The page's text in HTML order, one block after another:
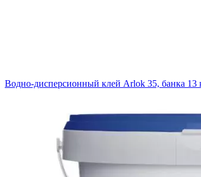
Водно-дисперсионный клей Arlok 35, банка 13